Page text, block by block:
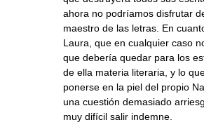
ahora no podríamos disfrutar
maestro de las letras. En
Laura, que en cualquier caso
que debería quedar para los
de ella materia literaria, y lo
ponerse en la piel del propio
una cuestión demasiado
muy difícil salir indemne.